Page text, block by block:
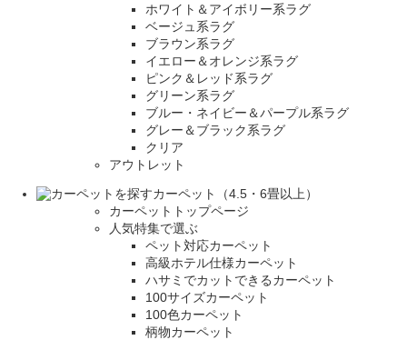
ホワイト＆アイボリー系ラグ
ベージュ系ラグ
ブラウン系ラグ
イエロー＆オレンジ系ラグ
ピンク＆レッド系ラグ
グリーン系ラグ
ブルー・ネイビー＆パープル系ラグ
グレー＆ブラック系ラグ
クリア
アウトレット
カーペット（4.5・6畳以上）
カーペットトップページ
人気特集で選ぶ
ペット対応カーペット
高級ホテル仕様カーペット
ハサミでカットできるカーペット
100サイズカーペット
100色カーペット
柄物カーペット